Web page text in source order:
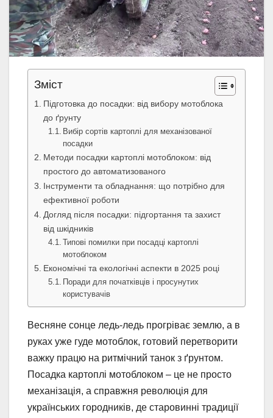
Зміст
Підготовка до посадки: від вибору мотоблока
до ґрунту
Вибір сортів картоплі для механізованої
посадки
Методи посадки картоплі мотоблоком: від
простого до автоматизованого
Інструменти та обладнання: що потрібно для
ефективної роботи
Догляд після посадки: підгортання та захист
від шкідників
Типові помилки при посадці картоплі
мотоблоком
Економічні та екологічні аспекти в 2025 році
Поради для початківців і просунутих
користувачів
Весняне сонце ледь-ледь прогріває землю, а в
руках уже гуде мотоблок, готовий перетворити
важку працю на ритмічний танок з ґрунтом.
Посадка картоплі мотоблоком – це не просто
механізація, а справжня революція для
українських городників, де старовинні традиції